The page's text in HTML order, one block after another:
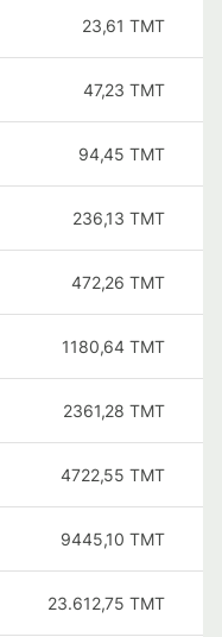
23,61 TMT
47,23 TMT
94,45 TMT
236,13 TMT
472,26 TMT
1180,64 TMT
2361,28 TMT
4722,55 TMT
9445,10 TMT
23.612,75 TMT